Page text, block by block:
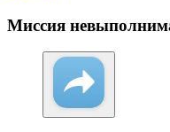
Миссия